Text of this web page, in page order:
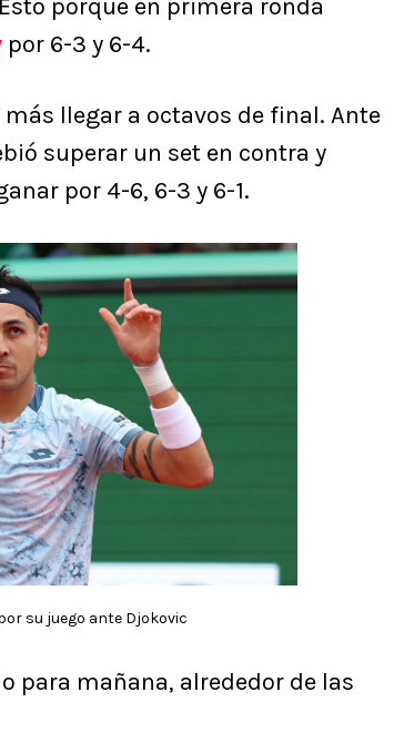
porque en primera ronda
por 6-3 y 6-4.
más llegar a octavos de final. Ante
superar un set en contra y
por 4-6, 6-3 y 6-1.
su juego ante Djokovic
para mañana, alrededor de las